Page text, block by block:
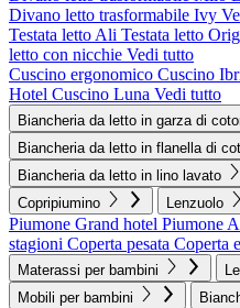
Divano letto trasformabile Ivy
Testata letto Ali Testata letto
letto con nicchie Vedi tutto
Cuscino ergonomico Cuscino
Hotel Cuscino Luna Vedi tutto
Biancheria da letto in garza di
Biancheria da letto in flanella di
Biancheria da letto in lino lavato
Copripiumino
Lenzuolo
Piumone Grand hotel Piumone
stagioni Coperta pesata Coperta
Materassi per bambini
Mobili per bambini